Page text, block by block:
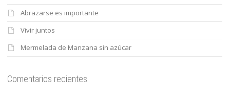
Abrazarse es importante
Vivir juntos
Mermelada de Manzana sin azúcar
Comentarios recientes